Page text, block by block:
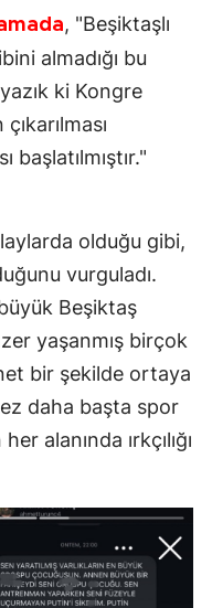
, "Beşiktaşlı
almadığı bu
ki Kongre
başlatılmıştır."
olduğu gibi,
vurguladı.
Beşiktaş
yaşanmış birçok
net bir şekilde ortaya
daha başta spor
alanında ırkçılığı